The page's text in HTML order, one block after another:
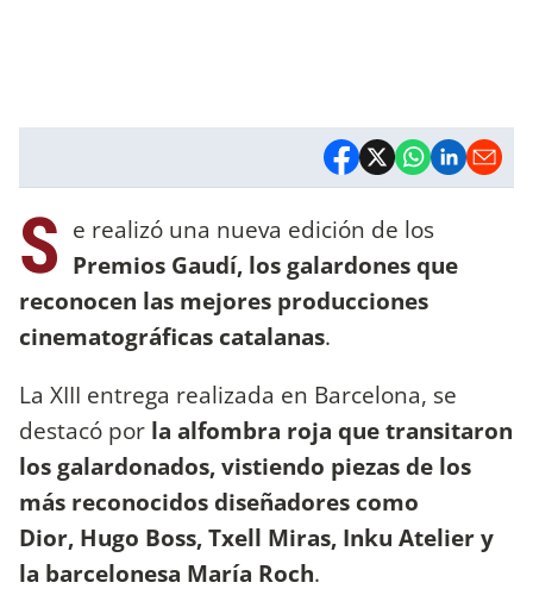
S e realizó una nueva edición de los
Premios Gaudí, los galardones que
reconocen las mejores producciones
cinematográficas catalanas.
La XIII entrega realizada en Barcelona, se
destacó por la alfombra roja que transitaron
los galardonados, vistiendo piezas de los
más reconocidos diseñadores como
Dior, Hugo Boss, Txell Miras, Inku Atelier y
la barcelonesa María Roch.